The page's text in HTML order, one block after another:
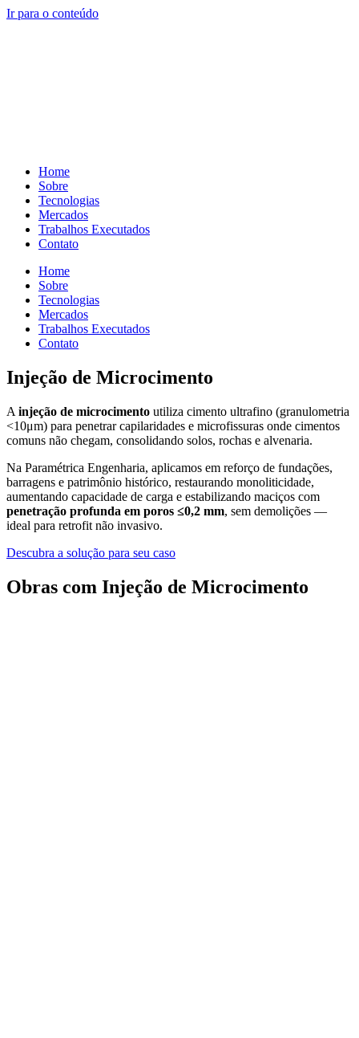
Ir para o conteúdo
Home
Sobre
Tecnologias
Mercados
Trabalhos Executados
Contato
Home
Sobre
Tecnologias
Mercados
Trabalhos Executados
Contato
Injeção de Microcimento
A injeção de microcimento utiliza cimento ultrafino (granulometria
<10μm) para penetrar capilaridades e microfissuras onde cimentos
comuns não chegam, consolidando solos, rochas e alvenaria.
Na Paramétrica Engenharia, aplicamos em reforço de fundações,
barragens e patrimônio histórico, restaurando monoliticidade,
aumentando capacidade de carga e estabilizando maciços com
penetração profunda em poros ≤0,2 mm, sem demolições —
ideal para retrofit não invasivo.
Descubra a solução para seu caso
Obras com Injeção de Microcimento